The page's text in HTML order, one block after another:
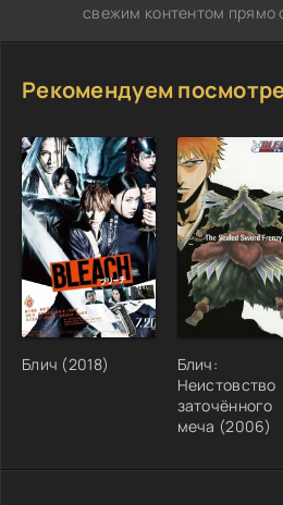
свежим контентом прямо
Рекомендуем
Блич (2018)
Блич:
Неистовство
заточённого
меча (2006)